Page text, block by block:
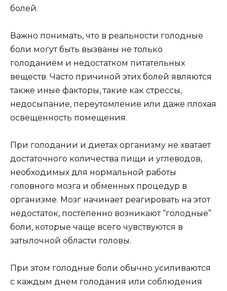
болей.
Важно понимать, что в реальности голодные
боли могут быть вызваны не только
голоданием и недостатком питательных
веществ. Часто причиной этих болей являются
также иные факторы, такие как стрессы,
недосыпание, переутомление или даже плохая
освещенность помещения.
При голодании и диетах организму не хватает
достаточного количества пищи и углеводов,
необходимых для нормальной работы
головного мозга и обменных процедур в
организме. Мозг начинает реагировать на этот
недостаток, постепенно возникают “голодные”
боли, которые чаще всего чувствуются в
затылочной области головы.
При этом голодные боли обычно усиливаются
с каждым днем голодания или соблюдения